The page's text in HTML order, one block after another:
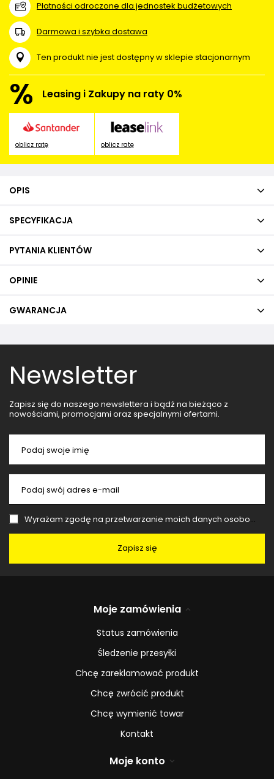
Płatności odroczone dla jednostek budżetowych
Darmowa i szybka dostawa
Ten produkt nie jest dostępny w sklepie stacjonarnym
% Leasing i Zakupy na raty 0%
oblicz ratę oblicz ratę
OPIS
SPECYFIKACJA
PYTANIA KLIENTÓW
OPINIE
GWARANCJA
Newsletter
Zapisz się do naszego newslettera i bądź na bieżąco z
nowościami, promocjami oraz specjalnymi ofertami.
Podaj swoje imię
Podaj swój adres e-mail
Wyrażam zgodę na przetwarzanie moich danych osobowych (adres e-mail) na potrzeby wysyłki newslettera z informacją handlową (marketing). Więcej w
Zapisz się
Moje zamówienia
Status zamówienia
Śledzenie przesyłki
Chcę zareklamować produkt
Chcę zwrócić produkt
Chcę wymienić towar
Kontakt
Moje konto